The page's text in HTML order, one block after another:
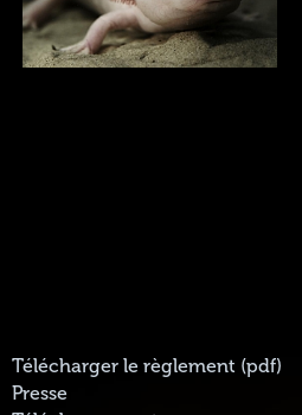
Télécharger le règlement (pdf)
Presse